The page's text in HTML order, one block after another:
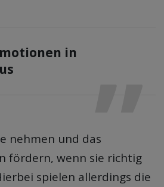
in
nehmen und das
fördern, wenn sie richtig
spielen allerdings die